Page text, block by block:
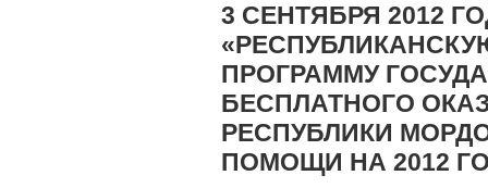
3 СЕНТЯБРЯ 2012
ПРОГРАММУ
БЕСПЛАТНОГО
РЕСПУБЛИКИ
ПОМОЩИ НА 2012